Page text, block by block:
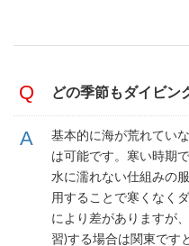
どの季節もダイビン
基本的に海が荒れてい
は可能です。寒い時期
水に濡れない仕組みの
用することで寒くなく
により差がありますが
習)する場合は関東です